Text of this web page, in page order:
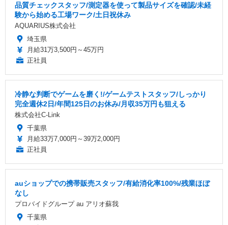
品質チェックスタッフ/測定器を使って製品サイズを確認/未経
験から始める工場ワーク/土日祝休み
AQUARIUS株式会社
埼玉県
月給31万3,500円～45万円
正社員
冷静な判断でゲームを磨く!/ゲームテストスタッフ/しっかり
完全週休2日/年間125日のお休み/月収35万円も狙える
株式会社C-Link
千葉県
月給33万7,000円～39万2,000円
正社員
auショップでの携帯販売スタッフ/有給消化率100%/残業ほぼ
なし
プロバイドグループ au アリオ蘇我
千葉県